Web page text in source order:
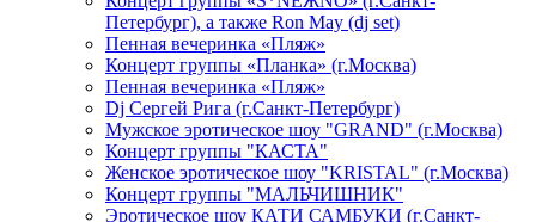
Петербург), а также Ron May (dj set)
Пенная вечеринка «Пляж»
Концерт группы «Планка» (г.Москва)
Пенная вечеринка «Пляж»
Dj Сергей Рига (г.Санкт-Петербург)
Мужское эротическое шоу "GRAND" (г.Москва)
Концерт группы "КАСТА"
Женское эротическое шоу "KRISTAL" (г.Москва)
Концерт группы "МАЛЬЧИШНИК"
Эротическое шоу КАТИ САМБУКИ (г.Санкт-